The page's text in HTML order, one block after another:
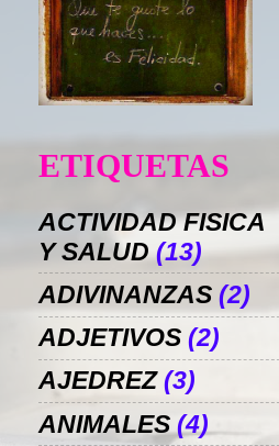
ETIQUETAS
ACTIVIDAD FISICA
Y SALUD (13)
ADIVINANZAS (2)
ADJETIVOS (2)
AJEDREZ (3)
ANIMALES (4)